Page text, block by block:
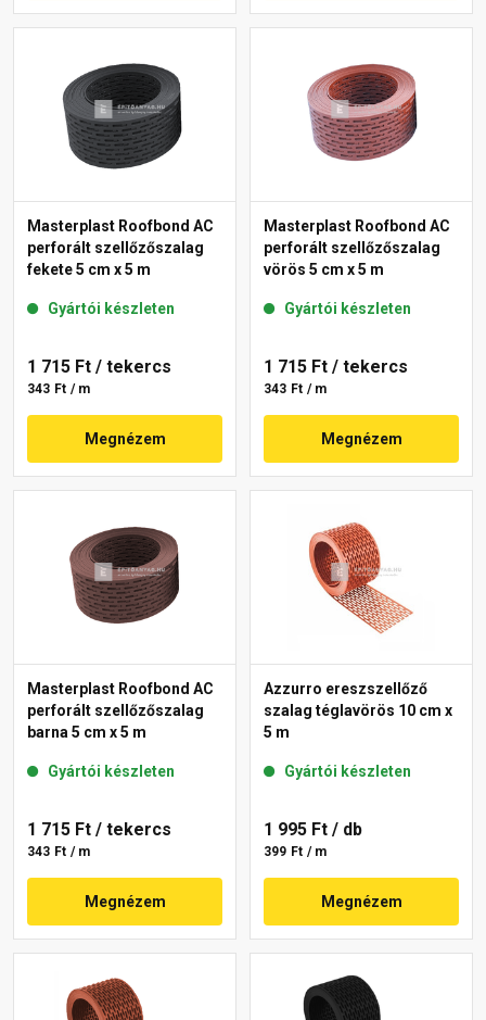
Masterplast Roofbond AC
perforált szellőzőszalag
fekete 5 cm x 5 m
Gyártói készleten
1 715 Ft / tekercs
343 Ft / m
Megnézem
Masterplast Roofbond AC
perforált szellőzőszalag
vörös 5 cm x 5 m
Gyártói készleten
1 715 Ft / tekercs
343 Ft / m
Megnézem
Masterplast Roofbond AC
perforált szellőzőszalag
barna 5 cm x 5 m
Gyártói készleten
1 715 Ft / tekercs
343 Ft / m
Megnézem
Azzurro ereszszellőző
szalag téglavörös 10 cm x
5 m
Gyártói készleten
1 995 Ft / db
399 Ft / m
Megnézem